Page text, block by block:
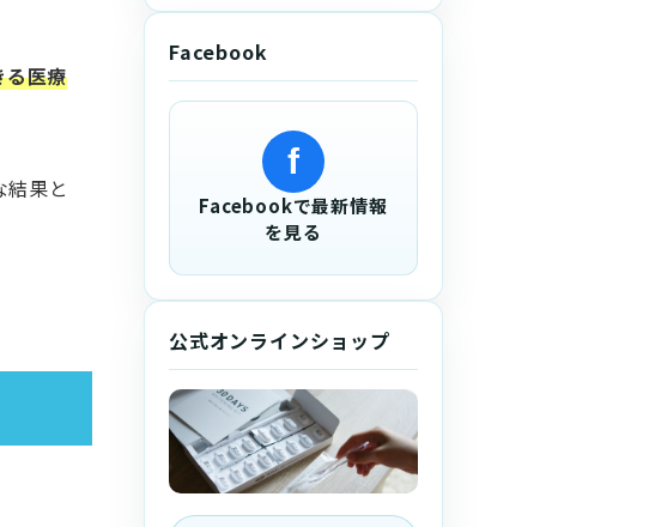
る医療
果と
Facebook
f
Facebookで最新情報
を見る
公式オンラインショップ